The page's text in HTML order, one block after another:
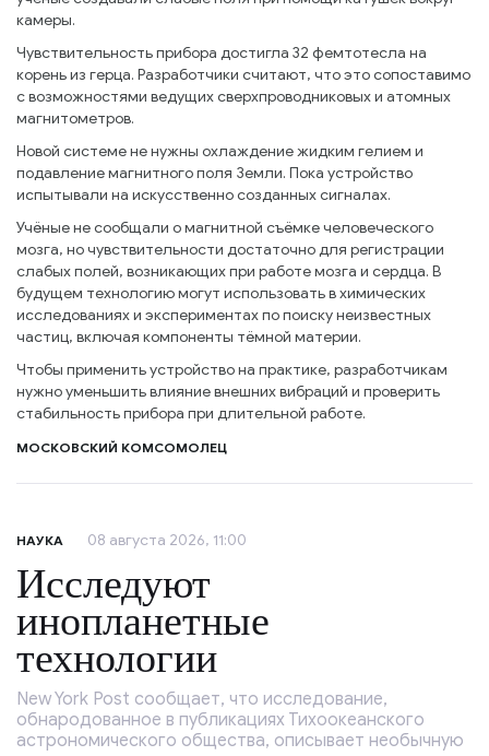
камеры.
Чувствительность прибора достигла 32 фемтотесла на
корень из герца. Разработчики считают, что это сопоставимо
с возможностями ведущих сверхпроводниковых и атомных
магнитометров.
Новой системе не нужны охлаждение жидким гелием и
подавление магнитного поля Земли. Пока устройство
испытывали на искусственно созданных сигналах.
Учёные не сообщали о магнитной съёмке человеческого
мозга, но чувствительности достаточно для регистрации
слабых полей, возникающих при работе мозга и сердца. В
будущем технологию могут использовать в химических
исследованиях и экспериментах по поиску неизвестных
частиц, включая компоненты тёмной материи.
Чтобы применить устройство на практике, разработчикам
нужно уменьшить влияние внешних вибраций и проверить
стабильность прибора при длительной работе.
МОСКОВСКИЙ КОМСОМОЛЕЦ
НАУКА 08 августа 2026, 11:00
Исследуют
инопланетные
технологии
New York Post сообщает, что исследование,
обнародованное в публикациях Тихоокеанского
астрономического общества, описывает необычную